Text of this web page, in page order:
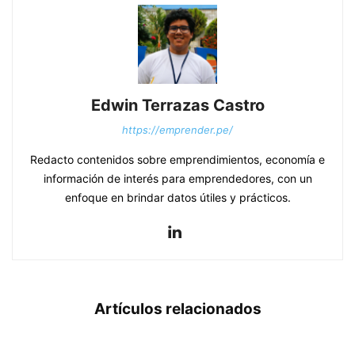
Edwin Terrazas Castro
https://emprender.pe/
Redacto contenidos sobre emprendimientos, economía e
información de interés para emprendedores, con un
enfoque en brindar datos útiles y prácticos.
Artículos relacionados